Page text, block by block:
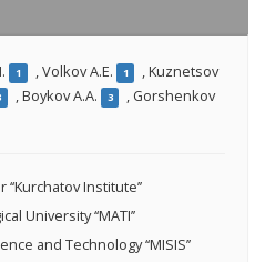
1 ,Volkov А.Е. 1 ,Kuznetsov
,Boykov А.А. 3 , Gorshenkov
Institute’’
University ‘‘MATI’’
and Technology ‘‘MISIS’’